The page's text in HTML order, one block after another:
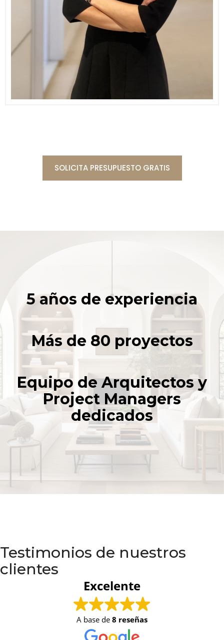
SOLICITA PRESUPUESTO GRATIS
5 años de experiencia
Más de 80 proyectos
Equipo de Arquitectos y
Project Managers
dedicados
Testimonios de nuestros
clientes
Excelente
A base de 8 reseñas